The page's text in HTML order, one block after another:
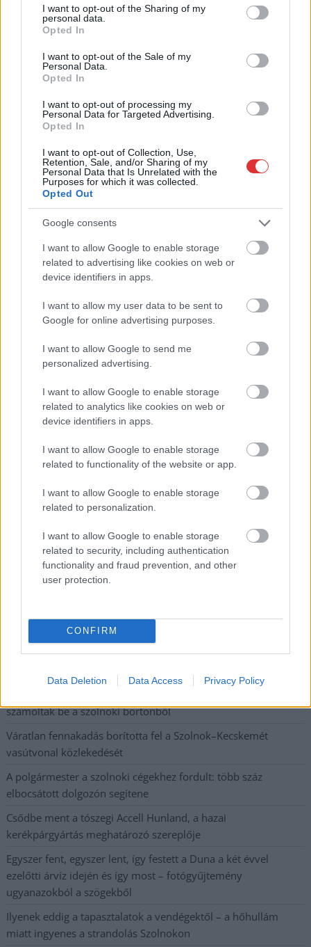
not limited to your visit or usage behaviour. You may click to
grant or deny consent to Google and its third-party tags to
use your data for below specified purposes in below Google
consent section.
I want to opt-out of the Sharing of my
personal data.
Opted In
I want to opt-out of the Sale of my
Personal Data.
Opted In
I want to opt-out of processing my
Personal Data for Targeted Advertising.
Opted In
I want to opt-out of Collection, Use,
Retention, Sale, and/or Sharing of my
Personal Data that Is Unrelated with the
Purposes for which it was collected.
Opted Out
Google consents
I want to allow Google to enable storage
related to advertising like cookies on web or
device identifiers in apps.
I want to allow my user data to be sent to
Google for online advertising purposes.
I want to allow Google to send me
personalized advertising.
I want to allow Google to enable storage
related to analytics like cookies on web or
device identifiers in apps.
I want to allow Google to enable storage
related to functionality of the website or app.
I want to allow Google to enable storage
related to personalization.
I want to allow Google to enable storage
related to security, including authentication
functionality and fraud prevention, and other
user protection.
CONFIRM
Data Deletion Data Access Privacy Policy
Szolnokon egy kulcsfontosságú körforgalmat részlegesen
lezárnak a napokban, a közlekedés az átlagost is meghaladó
mértékben lebénul
Elromlott a biztosítóberendezés a ceglédi vasútvonalon,
kimaradás is előfordult
Országos ellenőrzés indult a hazai akkumulátoripari
üzemekben
Az idei év leglassabb növekedését hozta a június a
kiskereskedelemben
Györfi Mihály több tucat vállalkozással egyeztetett a
kerékpárgyár dolgozóinak megsegítéséről
41 fok fölé forrósodott az ország, Szolnokon pedig egy másik
rekord is megdőlt
Egy telefonhívást akart, végül rendőrök vitték el a mezőtúri
A Tisza kormány minisztere újabb nagy változásokról döntött
a közoktatásban – például az iskolaigazgatók visszakapják
munkáltatói jogaikat
Sok volt az igazolatlan hiányzás, Pócs János fizetéslevonást
kapott, más fideszesek még kevesebbet vittek haza
A Szolnok megyei gazdák nagyon nem akarták a JÉGER
Csendélet 5.0: alig balesetveszélyes lépcső és remek
élhető város
Pénteken újra csökken a benzin és a gázolaj ára is
Napokon belül megválasztja az új köztársasági elnököt az
Kiterjedt tüzek pusztítanak az országban, köztük Karcagon
Harmadfokú hőségriasztás az országban: Szolnokon klímát
számoltak be a szolnoki börtönből
Váratlan fennakadás borította fel a Szolnok–Kecskemét
vasútvonal közlekedését
A polgármester a szolnoki cégekhez fordult: több száz
elbocsátott dolgozón segítene
Csődbe ment a tószegi Accell Hunland, a hazai
kerékpárgyártás meghatározó szereplője
Egyszer fent, egyszer lent, így festett a Duna a két évvel
ezelőtti árvíz idején és így most – fotógyűjtemény
ugyanazokból a szögekből
Ilyenek eddig a tapasztalatok a vendégektől – a hőhullám
miatt ingyenes a strandolás Szolnokon